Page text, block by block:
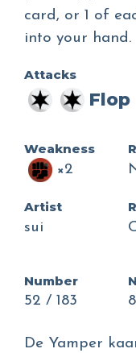
card, or 1 of
into your hand.
Attacks
Flop
Weakness
×2
Artist
sui
Number
52 / 183
De Yamper